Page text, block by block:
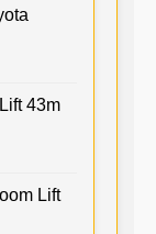
43m
Lift